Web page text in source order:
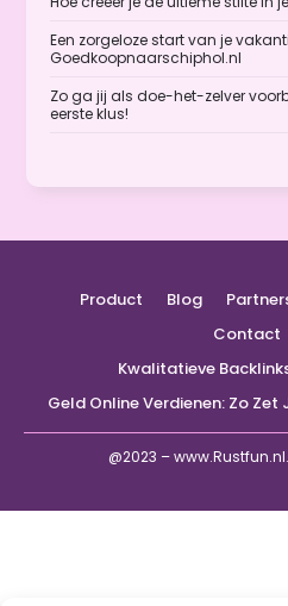
Een zorgeloze start van je
Goedkoopnaarschiphol.nl
Zo ga jij als doe-het-zelver
eerste klus!
@2023 –
Product Blog
Contact
Kwalitatieve
Geld Online Verdienen: Zo